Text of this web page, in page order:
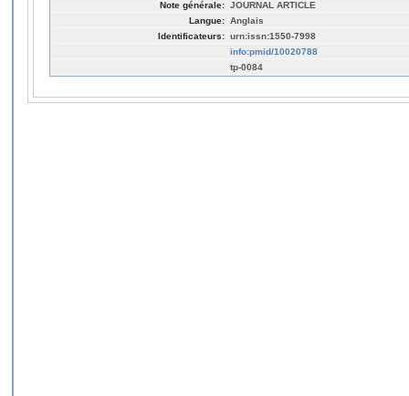
Note générale: JOURNAL ARTICLE
Langue: Anglais
Identificateurs: urn:issn:1550-7998
info:pmid/10020788
tp-0084